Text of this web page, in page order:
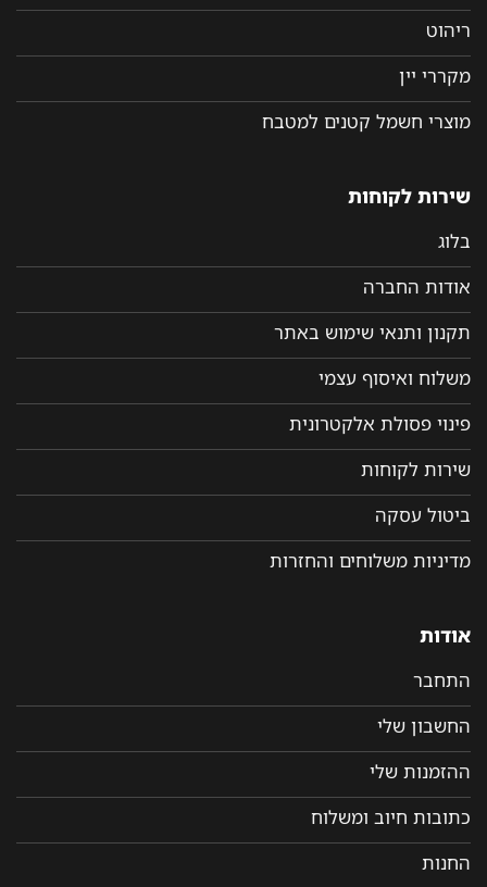
ריהוט
מקררי יין
מוצרי חשמל קטנים למטבח
שירות לקוחות
בלוג
אודות החברה
תקנון ותנאי שימוש באתר
משלוח ואיסוף עצמי
פינוי פסולת אלקטרונית
שירות לקוחות
ביטול עסקה
מדיניות משלוחים והחזרות
אודות
התחבר
החשבון שלי
ההזמנות שלי
כתובות חיוב ומשלוח
החנות